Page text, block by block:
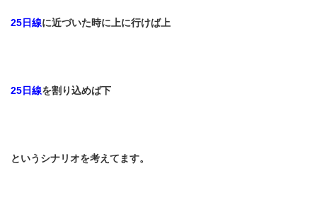
25日線に近づいた時に上に行けば上
25日線を割り込めば下
というシナリオを考えてます。